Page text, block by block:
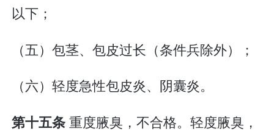
以下；
（五）包茎、包皮过长（条件兵除外）；
（六）轻度急性包皮炎、阴囊炎。
第十五条重度腋臭，不合格。轻度腋臭，